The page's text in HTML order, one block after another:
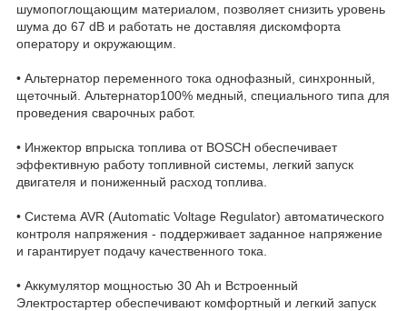
шумопоглощающим материалом, позволяет снизить уровень
шума до 67 dB и работать не доставляя дискомфорта
оператору и окружающим.
• Альтернатор переменного тока однофазный, синхронный,
щеточный. Альтернатор100% медный, специального типа для
проведения сварочных работ.
• Инжектор впрыска топлива от BOSCH обеспечивает
эффективную работу топливной системы, легкий запуск
двигателя и пониженный расход топлива.
• Система AVR (Automatic Voltage Regulator) автоматического
контроля напряжения - поддерживает заданное напряжение
и гарантирует подачу качественного тока.
• Аккумулятор мощностью 30 Ah и Встроенный
Электростартер обеспечивают комфортный и легкий запуск